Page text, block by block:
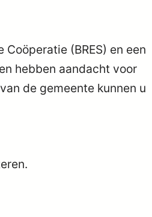
(BRES) en een
hebben aandacht voor
de gemeente kunnen u